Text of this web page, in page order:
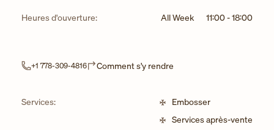
Heures d'ouverture: All Week 11:00-18:00
+1 778-309-4816 Comment s'y rendre
Services:
Embosser
Services après-vente